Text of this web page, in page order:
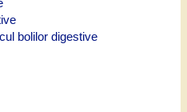
bolilor digestive